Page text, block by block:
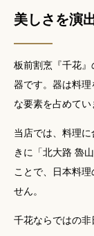
美しさを演
板前割烹『千花
器です。器は料
な要素を占めてい
当店では、料理
きに「北大路 魯
ことで、日本料
せん。
千花ならではの非